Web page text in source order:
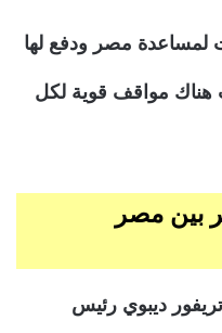
مصر ودفع لها
كانت هناك مواقف قوية لكل
بين مصر
ديبوي رئيس